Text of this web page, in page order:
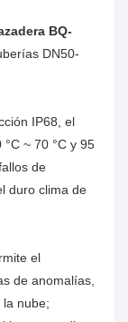
BQ-
DN50-
IP68, el
~ 70 °C y 95
de
duro clima de
el
de anomalías,
nube;